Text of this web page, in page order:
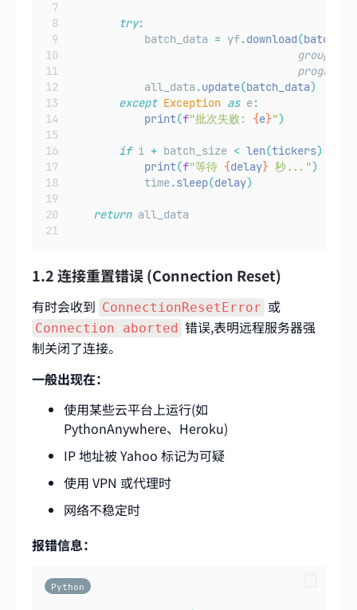
try:
            batch_data
= yf.download(batch
group_by
progress
            all_data
.update(batch_data)
except Exception as e :
print(f"批次失败: {e}")
if i + batch_size < len(tickers):
print(f"等待 {delay} 秒...")
            time
.sleep(delay)
return all_data
1.2 连接重置错误 (Connection Reset)
有时会收到 ConnectionResetError 或
Connection aborted 错误,表明远程服务器强
制关闭了连接。
一般出现在：
使用某些云平台上运行(如
PythonAnywhere、Heroku)
IP 地址被 Yahoo 标记为可疑
使用 VPN 或代理时
网络不稳定时
报错信息：
Python